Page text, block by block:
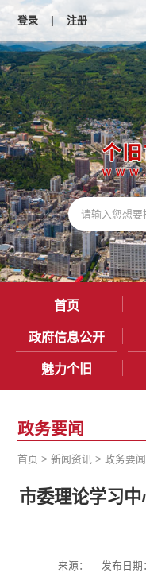
登录 | 注册
首页
政府信息公开
魅力个旧
政务要闻
首页 >新闻资讯 >政务要闻
市委理论学习
来源： 发布日期